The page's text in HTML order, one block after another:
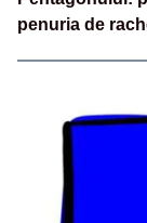
penuria de